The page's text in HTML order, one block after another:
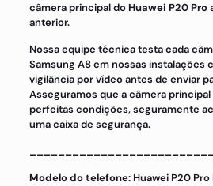
câmera principal doHuawei P20 Pro
anterior.
Nossa equipe técnica testa cada
Samsung A8 em nossas instalações
vigilância por vídeo antes de enviar
Asseguramos que a câmera
perfeitas condições, seguramente
uma caixa de segurança.
Modelo do telefone:Huawei P20 Pro